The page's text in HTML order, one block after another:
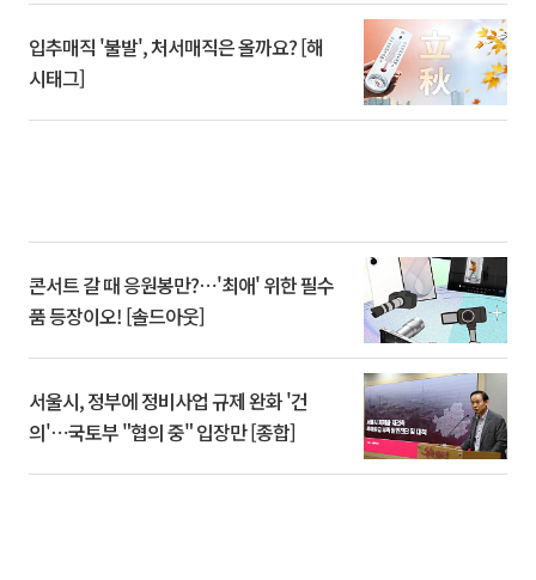
입추매직 '불발', 처서매직은 올까요? [해
시태그]
콘서트 갈 때 응원봉만?⋯'최애' 위한 필수
품 등장이오! [솔드아웃]
서울시, 정부에 정비사업 규제 완화 '건
의'⋯국토부 "협의 중" 입장만 [종합]